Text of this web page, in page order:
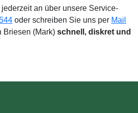
an über unsere Service-
oder schreiben Sie uns per Mail
Briesen (Mark) schnell, diskret und